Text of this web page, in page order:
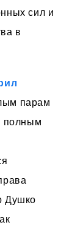
сил и
в
парам
полным
Душко